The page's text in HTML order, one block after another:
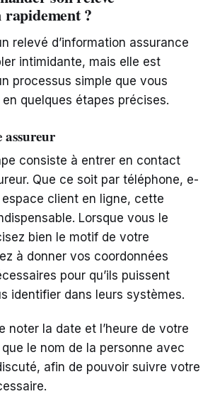
?
relevé d’information assurance
intimidante, mais elle est
processus simple que vous
quelques étapes précises.
assureur
consiste à entrer en contact
Que ce soit par téléphone, e-
client en ligne, cette
Lorsque vous le
bien le motif de votre
à donner vos coordonnées
pour qu’ils puissent
identifier dans leurs systèmes.
noter la date et l’heure de votre
le nom de la personne avec
afin de pouvoir suivre votre